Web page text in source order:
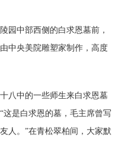
中部西侧的白求恩墓前，
中央美院雕塑家制作，高度
中的一些师生来白求恩墓
是白求恩的墓，毛主席曾写
人。”在青松翠柏间，大家默